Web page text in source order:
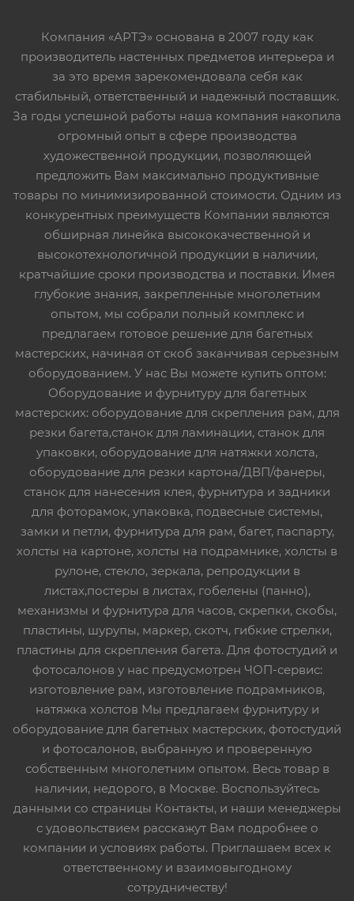
Компания «АРТЭ» основана в 2007 году как
производитель настенных предметов интерьера и
за это время зарекомендовала себя как
стабильный, ответственный и надежный поставщик.
За годы успешной работы наша компания накопила
огромный опыт в сфере производства
художественной продукции, позволяющей
предложить Вам максимально продуктивные
товары по минимизированной стоимости. Одним из
конкурентных преимуществ Компании являются
обширная линейка высококачественной и
высокотехнологичной продукции в наличии,
кратчайшие сроки производства и поставки. Имея
глубокие знания, закрепленные многолетним
опытом, мы собрали полный комплекс и
предлагаем готовое решение для багетных
мастерских, начиная от скоб заканчивая серьезным
оборудованием. У нас Вы можете купить оптом:
Оборудование и фурнитуру для багетных
мастерских: оборудование для скрепления рам, для
резки багета,станок для ламинации, станок для
упаковки, оборудование для натяжки холста,
оборудование для резки картона/ДВП/фанеры,
станок для нанесения клея, фурнитура и задники
для фоторамок, упаковка, подвесные системы,
замки и петли, фурнитура для рам, багет, паспарту,
холсты на картоне, холсты на подрамнике, холсты в
рулоне, стекло, зеркала, репродукции в
листах,постеры в листах, гобелены (панно),
механизмы и фурнитура для часов, скрепки, скобы,
пластины, шурупы, маркер, скотч, гибкие стрелки,
пластины для скрепления багета. Для фотостудий и
фотосалонов у нас предусмотрен ЧОП-сервис:
изготовление рам, изготовление подрамников,
натяжка холстов Мы предлагаем фурнитуру и
оборудование для багетных мастерских, фотостудий
и фотосалонов, выбранную и проверенную
собственным многолетним опытом. Весь товар в
наличии, недорого, в Москве. Воспользуйтесь
данными со страницы Контакты, и наши менеджеры
с удовольствием расскажут Вам подробнее о
компании и условиях работы. Приглашаем всех к
ответственному и взаимовыгодному
сотрудничеству!